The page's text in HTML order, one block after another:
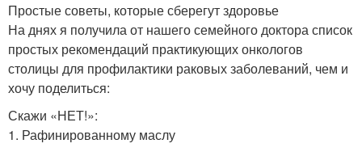
Простые советы, которые сберегут здоровье
На днях я получила от нашего семейного доктора список
простых рекомендаций практикующих онкологов
столицы для профилактики раковых заболеваний, чем и
хочу поделиться:
Скажи «НЕТ!»:
1. Рафинированному маслу